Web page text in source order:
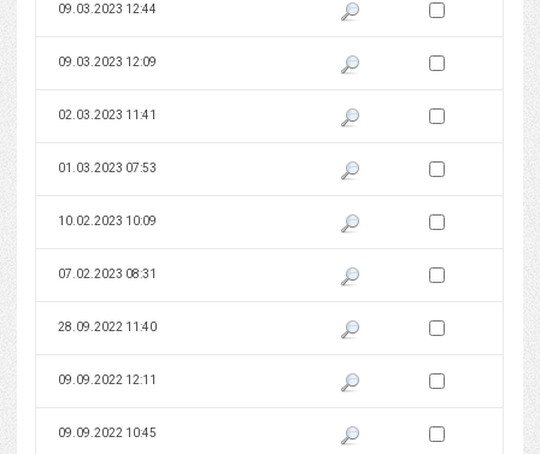
09.03.2023 12:44 Pokaż podgląd wersji z dnia
Zaznacz wersję do
09.03.2023 12:09 Pokaż podgląd wersji z dnia
Zaznacz wersję do
02.03.2023 11:41 Pokaż podgląd wersji z dnia
Zaznacz wersję do
01.03.2023 07:53 Pokaż podgląd wersji z dnia
Zaznacz wersję do
10.02.2023 10:09 Pokaż podgląd wersji z dnia
Zaznacz wersję do
07.02.2023 08:31 Pokaż podgląd wersji z dnia
Zaznacz wersję do
28.09.2022 11:40 Pokaż podgląd wersji z dnia
Zaznacz wersję do
09.09.2022 12:11 Pokaż podgląd wersji z dnia
Zaznacz wersję do
09.09.2022 10:45 Pokaż podgląd wersji z dnia
Zaznacz wersję do